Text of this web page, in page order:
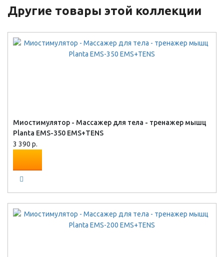
Другие товары этой коллекции
Миостимулятор - Массажер для тела - тренажер мышц
Planta EMS-350 EMS+TENS
3 390 р.